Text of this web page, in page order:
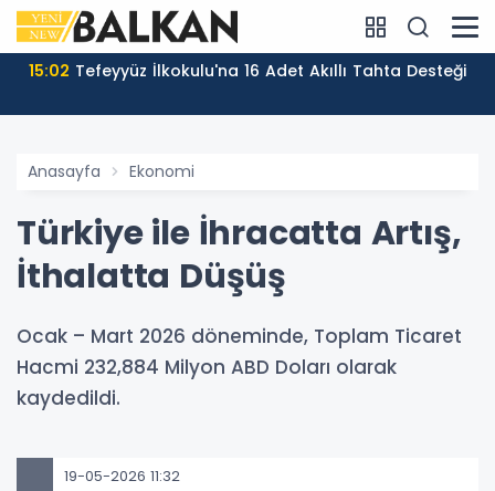
15:02 Tefeyyüz İlkokulu'na 16 Adet Akıllı Tahta Desteği
Anasayfa Ekonomi
Türkiye ile İhracatta Artış,
İthalatta Düşüş
Ocak – Mart 2026 döneminde, Toplam Ticaret
Hacmi 232,884 Milyon ABD Doları olarak
kaydedildi.
19-05-2026 11:32